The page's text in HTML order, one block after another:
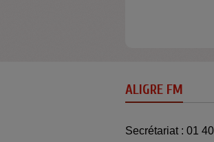
ALIGRE FM
Secrétariat : 01